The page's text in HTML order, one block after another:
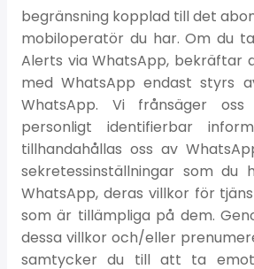
begränsning kopplad till det
mobiloperatör du har. Om du
Alerts via WhatsApp, bekräftar
med WhatsApp endast styrs
WhatsApp. Vi frånsäger
personligt identifierbar
tillhandahållas oss av
sekretessinställningar som
WhatsApp, deras villkor för
som är tillämpliga på dem.
dessa villkor och/eller
samtycker du till att ta emot